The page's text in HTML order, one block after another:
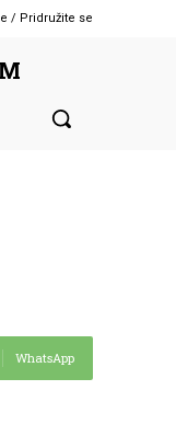
/ Pridružite se
WhatsApp